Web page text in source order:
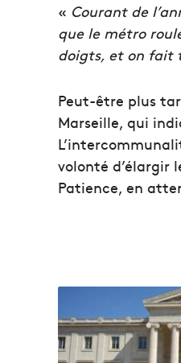
« Courant de
que le métro
doigts, et on fait
Peut-être plus
Marseille, qui
volonté d’élargir
Patience, en
a
t